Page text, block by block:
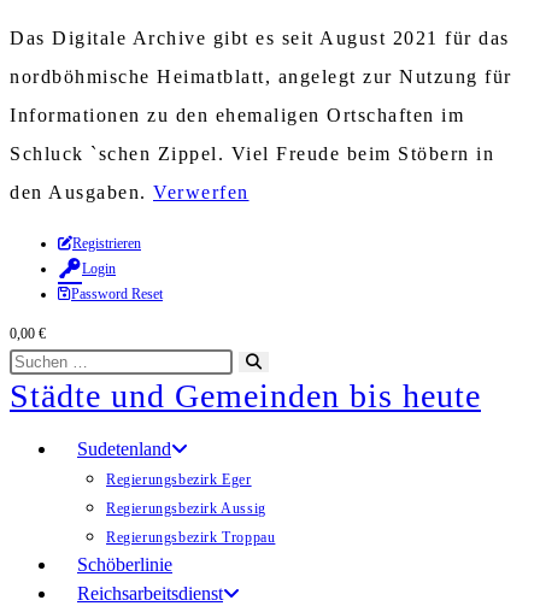
Das Digitale Archive gibt es seit August 2021 für das
nordböhmische Heimatblatt, angelegt zur Nutzung für
Informationen zu den ehemaligen Ortschaften im
Schluck `schen Zippel. Viel Freude beim Stöbern in
den Ausgaben. Verwerfen
Zum
Inhalt
springen
Registrieren
Login
Password Reset
0,00 €
Diese
Website
durchsuchen
starten
Städte und Gemeinden bis heute
Sudetenland
Regierungsbezirk Eger
Regierungsbezirk Aussig
Regierungsbezirk Troppau
Schöberlinie
Reichsarbeitsdienst